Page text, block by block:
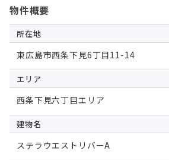
物件概要
所在地
東広島市西条下見6丁目11-14
エリア
西条下見六丁目エリア
建物名
ステラウエストリバーA